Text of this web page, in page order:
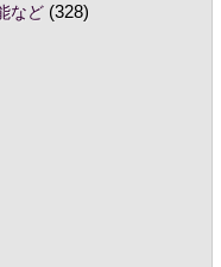
など(328)